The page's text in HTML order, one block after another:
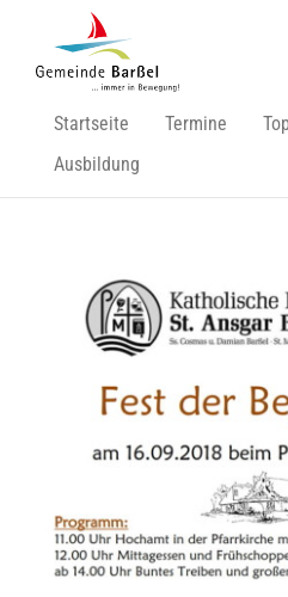
springen
Startseite Termine
Ausbildung